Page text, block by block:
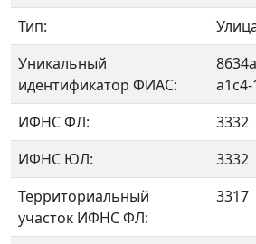
Тип:
Уникальный
идентификатор ФИАС:
ИФНС ФЛ:
3332
ИФНС ЮЛ:
3332
Территориальный
участок ИФНС ФЛ:
3317